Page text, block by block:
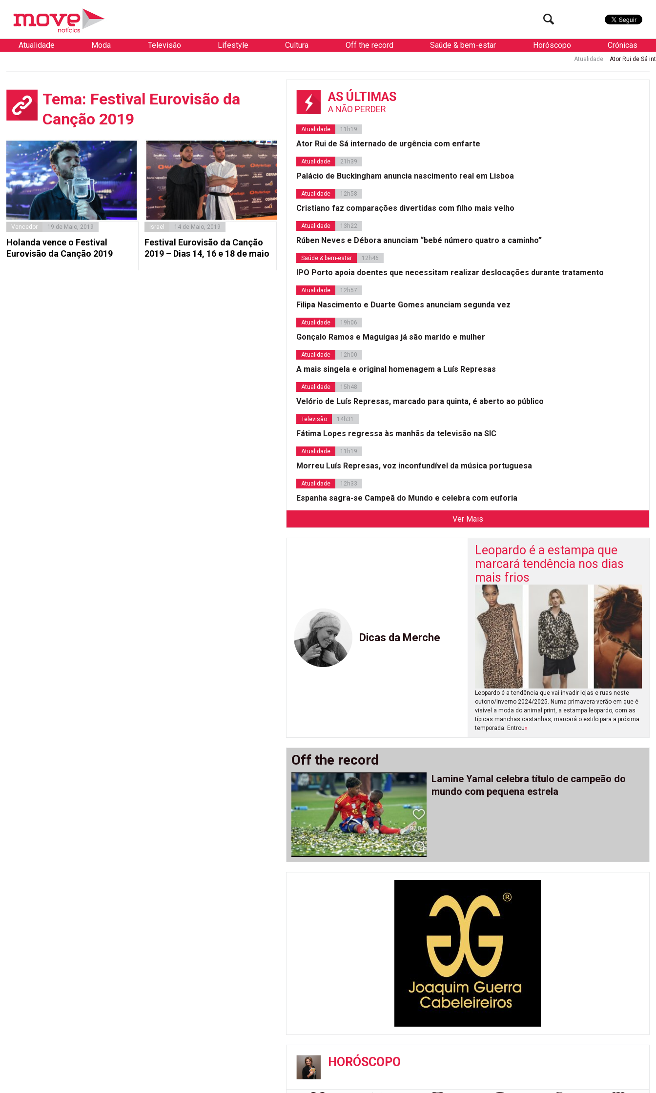
Atualidade Moda Televisão Lifestyle Cultura Off the record Saúde & bem-estar Horóscopo Crónicas
Atualidade Ator Rui de Sá internado
Tema: Festival Eurovisão da
Canção 2019
Vencedor 19 de Maio, 2019
Holanda vence o Festival
Eurovisão da Canção 2019
Israel 14 de Maio, 2019
Festival Eurovisão da Canção
2019 – Dias 14, 16 e 18 de maio
AS ÚLTIMAS
A NÃO PERDER
Atualidade 11h19
Ator Rui de Sá internado de urgência com enfarte
Atualidade 21h39
Palácio de Buckingham anuncia nascimento real em Lisboa
Atualidade 12h58
Cristiano faz comparações divertidas com filho mais velho
Atualidade 13h22
Rúben Neves e Débora anunciam “bebé número quatro a caminho”
Saúde & bem-estar 12h46
IPO Porto apoia doentes que necessitam realizar deslocações durante tratamento
Atualidade 12h57
Filipa Nascimento e Duarte Gomes anunciam segunda vez
Atualidade 19h06
Gonçalo Ramos e Maguigas já são marido e mulher
Atualidade 12h00
A mais singela e original homenagem a Luís Represas
Atualidade 15h48
Velório de Luís Represas, marcado para quinta, é aberto ao público
Televisão 14h31
Fátima Lopes regressa às manhãs da televisão na SIC
Atualidade 11h19
Morreu Luís Represas, voz inconfundível da música portuguesa
Atualidade 12h33
Espanha sagra-se Campeã do Mundo e celebra com euforia
Ver Mais
Dicas da Merche
Leopardo é a estampa que
marcará tendência nos dias
mais frios
Leopardo é a tendência que vai invadir lojas e ruas neste
outono/inverno 2024/2025. Numa primavera-verão em que é
visível a moda do animal print, a estampa leopardo, com as
típicas manchas castanhas, marcará o estilo para a próxima
temporada. Entrou»
Off the record
Lamine Yamal celebra título de campeão do
mundo com pequena estrela
HORÓSCOPO